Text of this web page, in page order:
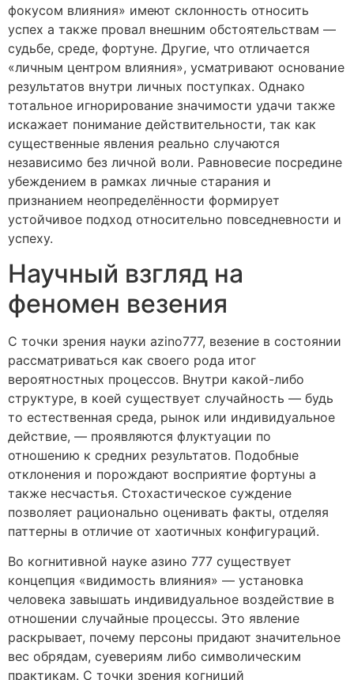
фокусом влияния» имеют склонность относить
успех а также провал внешним обстоятельствам —
судьбе, среде, фортуне. Другие, что отличается
«личным центром влияния», усматривают основание
результатов внутри личных поступках. Однако
тотальное игнорирование значимости удачи также
искажает понимание действительности, так как
существенные явления реально случаются
независимо без личной воли. Равновесие посредине
убеждением в рамках личные старания и
признанием неопределённости формирует
устойчивое подход относительно повседневности и
успеху.
Научный взгляд на
феномен везения
С точки зрения науки azino777, везение в состоянии
рассматриваться как своего рода итог
вероятностных процессов. Внутри какой-либо
структуре, в коей существует случайность — будь
то естественная среда, рынок или индивидуальное
действие, — проявляются флуктуации по
отношению к средних результатов. Подобные
отклонения и порождают восприятие фортуны а
также несчастья. Стохастическое суждение
позволяет рационально оценивать факты, отделяя
паттерны в отличие от хаотичных конфигураций.
Во когнитивной науке азино 777 существует
концепция «видимость влияния» — установка
человека завышать индивидуальное воздействие в
отношении случайные процессы. Это явление
раскрывает, почему персоны придают значительное
вес обрядам, суевериям либо символическим
практикам. С точки зрения когниций